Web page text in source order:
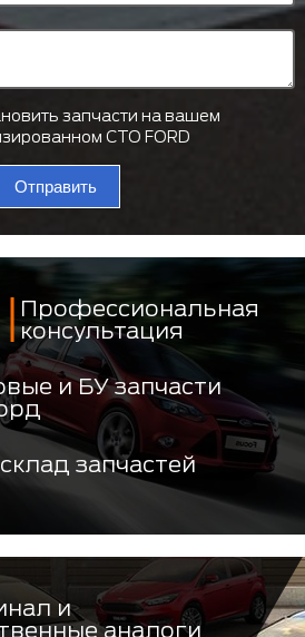
запчасти на вашем
СТО FORD
Отправить
Профессиональная
консультация
и БУ запчасти
запчастей
и
аналоги